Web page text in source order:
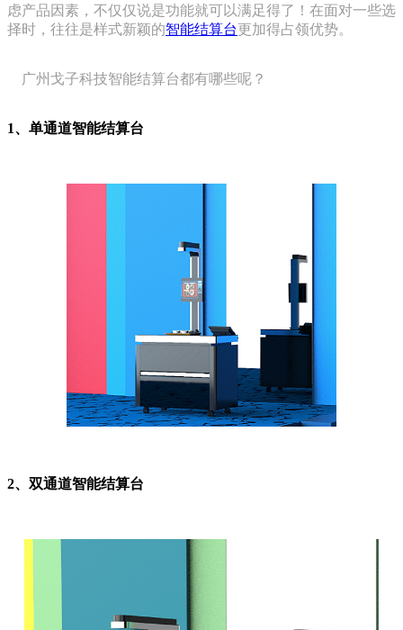
虑产品因素，不仅仅说是功能就可以满足得了！ 在面对一些选
择时，往往是样式新颖的智能结算台更加得占领优势。
广州戈子科技智能结算台都有哪些呢？
1、单通道智能结算台
2、双通道智能结算台